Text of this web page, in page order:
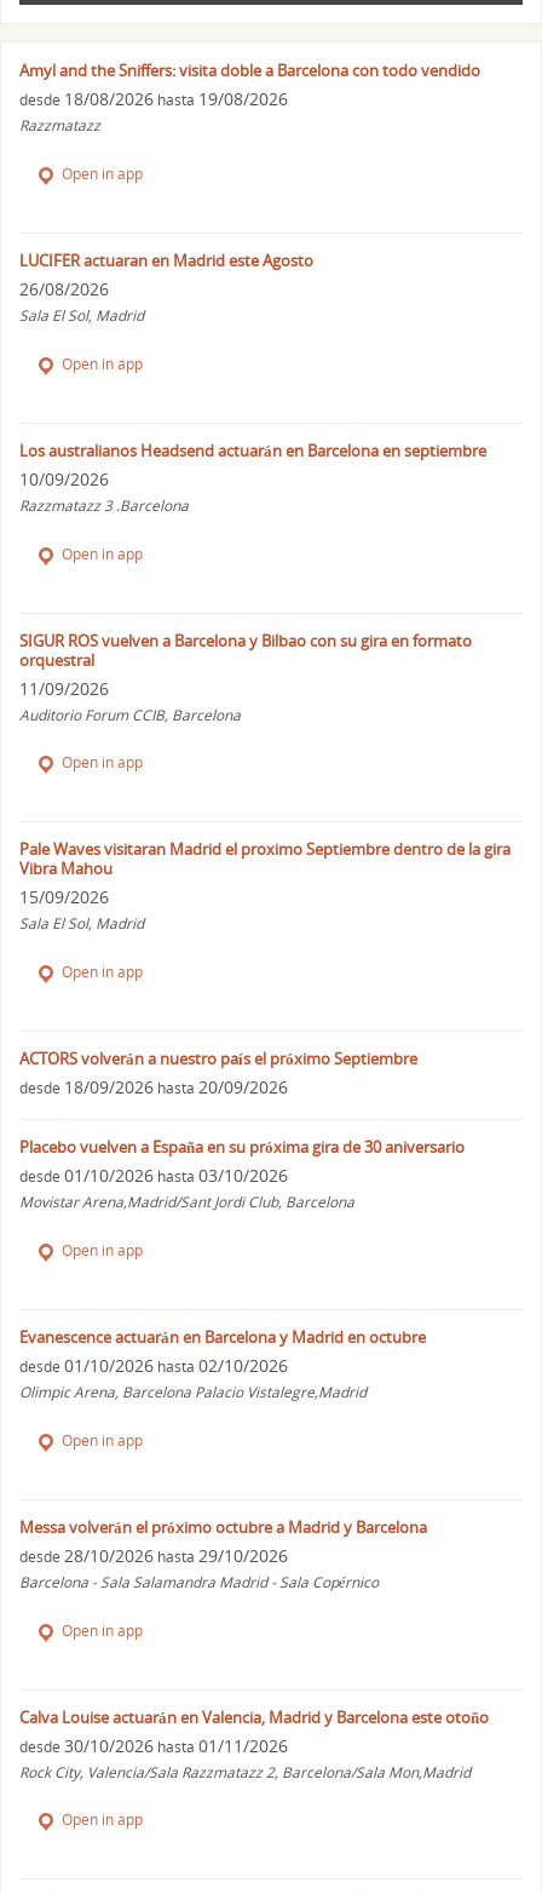
Amyl and the Sniffers: visita doble a Barcelona con todo vendido
desde 18/08/2026 hasta 19/08/2026
Razzmatazz
Open in app
LUCIFER actuaran en Madrid este Agosto
26/08/2026
Sala El Sol, Madrid
Open in app
Los australianos Headsend actuarán en Barcelona en septiembre
10/09/2026
Razzmatazz 3 .Barcelona
Open in app
SIGUR ROS vuelven a Barcelona y Bilbao con su gira en formato
orquestral
11/09/2026
Auditorio Forum CCIB, Barcelona
Open in app
Pale Waves visitaran Madrid el proximo Septiembre dentro de la gira
Vibra Mahou
15/09/2026
Sala El Sol, Madrid
Open in app
ACTORS volverán a nuestro país el próximo Septiembre
desde 18/09/2026 hasta 20/09/2026
Placebo vuelven a España en su próxima gira de 30 aniversario
desde 01/10/2026 hasta 03/10/2026
Movistar Arena,Madrid/Sant Jordi Club, Barcelona
Open in app
Evanescence actuarán en Barcelona y Madrid en octubre
desde 01/10/2026 hasta 02/10/2026
Olimpic Arena, Barcelona Palacio Vistalegre,Madrid
Open in app
Messa volverán el próximo octubre a Madrid y Barcelona
desde 28/10/2026 hasta 29/10/2026
Barcelona - Sala Salamandra Madrid - Sala Copérnico
Open in app
Calva Louise actuarán en Valencia, Madrid y Barcelona este otoño
desde 30/10/2026 hasta 01/11/2026
Rock City, Valencia/Sala Razzmatazz 2, Barcelona/Sala Mon,Madrid
Open in app